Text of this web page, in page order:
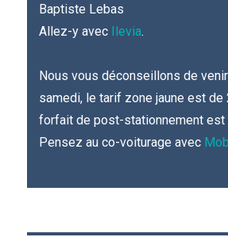
Baptiste Lebas
Allez-y avec Ilevia.
Nous vous déconseillons de
samedi, le tarif zone jaune est de
forfait de post-stationnement est
Pensez au co-voiturage avec